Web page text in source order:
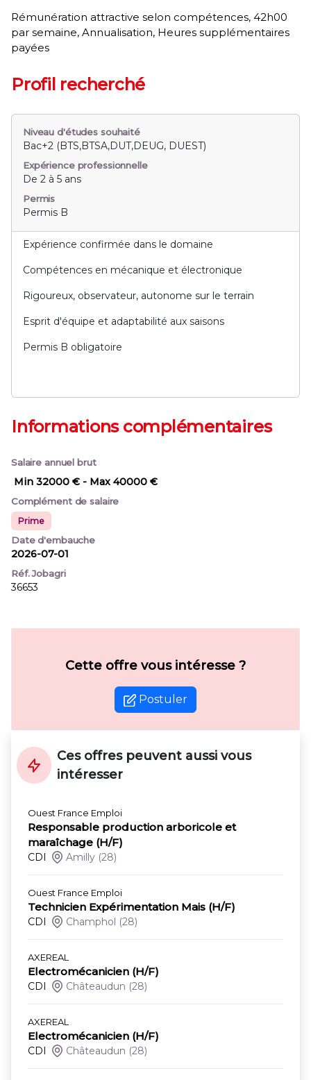
Rémunération attractive selon compétences, 42h00
par semaine, Annualisation, Heures supplémentaires
payées
Profil recherché
Niveau d'études souhaité
Bac+2 (BTS,BTSA,DUT,DEUG, DUEST)
Expérience professionnelle
De 2 à 5 ans
Permis
Permis B
Expérience confirmée dans le domaine
Compétences en mécanique et électronique
Rigoureux, observateur, autonome sur le terrain
Esprit d'équipe et adaptabilité aux saisons
Permis B obligatoire
Informations complémentaires
Salaire annuel brut
Min 32000 € - Max 40000 €
Complément de salaire
Prime
Date d'embauche
2026-07-01
Réf. Jobagri
36653
Cette offre vous intéresse ?
Postuler
Ces offres peuvent aussi vous
intéresser
Ouest France Emploi
Responsable production arboricole et
maraîchage (H/F)
CDI Amilly (28)
Ouest France Emploi
Technicien Expérimentation Mais (H/F)
CDI Champhol (28)
AXEREAL
Electromécanicien (H/F)
CDI Châteaudun (28)
AXEREAL
Electromécanicien (H/F)
CDI Châteaudun (28)